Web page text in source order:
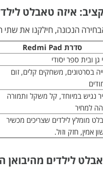
איזה טאבלט
הנכונה, חילקנו את
סדרת Redmi Pad
גן ובית ספר יסודי
בסרטונים, משחקים קלים, זום
נגיש במיוחד, קל משקל ותמורה
למחיר
מומלץ לילדים שצריכים מכשיר
אמין, חזק וזול.
לילדים מהיבואן